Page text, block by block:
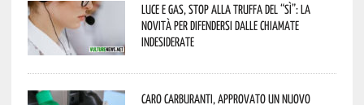
Luce e gas, stop alla truffa del “Sì”: la
novità per difendersi dalle chiamate
indesiderate
Caro carburanti, approvato un nuovo